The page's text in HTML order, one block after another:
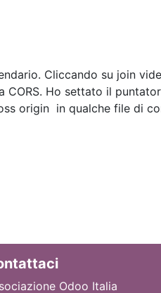
Cliccando su join
CORS. Ho settato il
origin in qualche file di
Odoo Italia